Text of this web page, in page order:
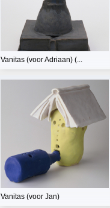
Vanitas (voor Adriaan) (...
Vanitas (voor Jan)